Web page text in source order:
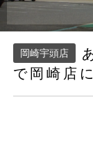
岡崎宇頭店
で岡崎店